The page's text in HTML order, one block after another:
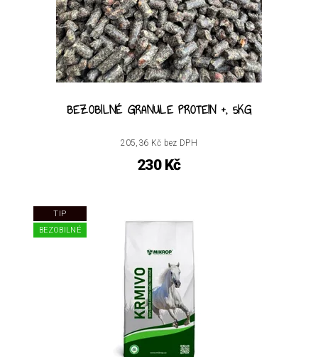
BEZOBILNÉ GRANULE PROTEIN +, 5KG
205,36 Kč bez DPH
230 Kč
TIP
BEZOBILNÉ